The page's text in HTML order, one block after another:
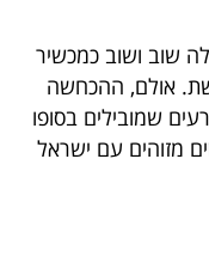
שוב ושוב כמכשיר
אולם, ההכחשה
שמובילים בסופו
מזוהים עם ישראל